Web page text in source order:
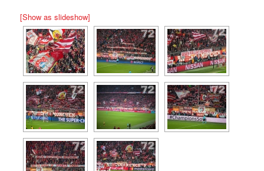
[Show as slideshow]